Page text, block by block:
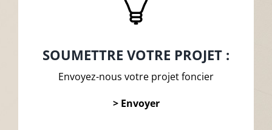
SOUMETTRE VOTRE PROJET :
Envoyez-nous votre projet foncier
> Envoyer